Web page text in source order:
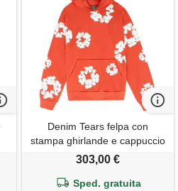
Denim Tears felpa con
stampa ghirlande e cappuccio
- arancione
303,00 €
Sped. gratuita